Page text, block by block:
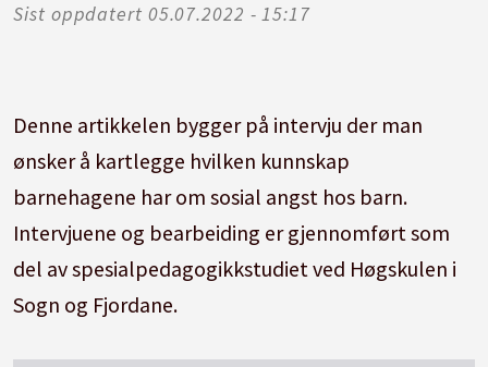
Sist oppdatert
05.07.2022 - 15:17
Denne artikkelen bygger på intervju der man
ønsker å kartlegge hvilken kunnskap
barnehagene har om sosial angst hos barn.
Intervjuene og bearbeiding er gjennomført som
del av spesialpedagogikkstudiet ved Høgskulen i
Sogn og Fjordane.